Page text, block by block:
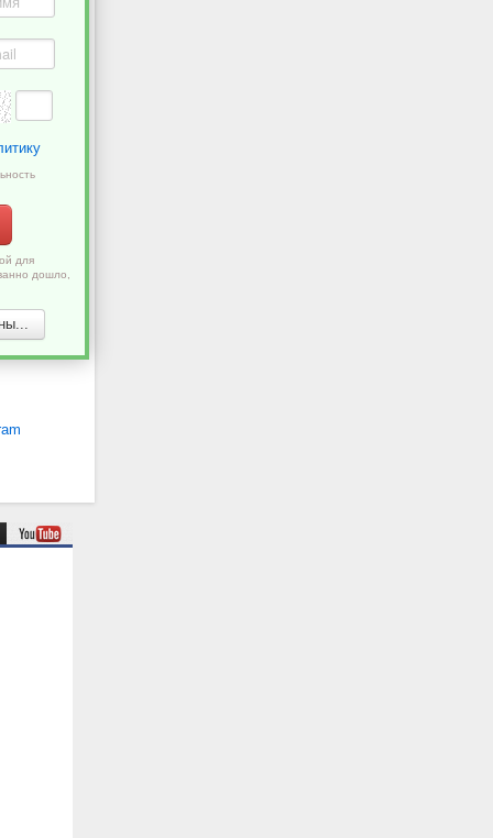
для
дошло,